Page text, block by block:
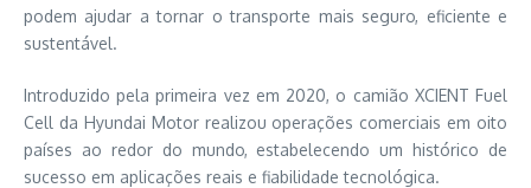
podem ajudar a tornar o transporte mais seguro, eficiente e
sustentável.
Introduzido pela primeira vez em 2020, o camião XCIENT Fuel
Cell da Hyundai Motor realizou operações comerciais em oito
países ao redor do mundo, estabelecendo um histórico de
sucesso em aplicações reais e fiabilidade tecnológica.